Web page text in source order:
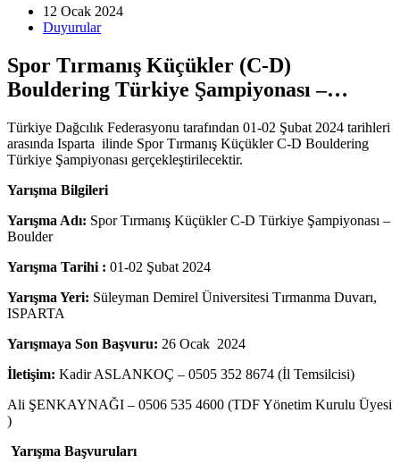
12 Ocak 2024
Duyurular
Spor Tırmanış Küçükler (C-D)
Bouldering Türkiye Şampiyonası –
Türkiye Dağcılık Federasyonu tarafından 01-02 Şubat 2024 tarihleri
arasında Isparta ilinde Spor Tırmanış Küçükler C-D Bouldering
Türkiye Şampiyonası gerçekleştirilecektir.
Yarışma Bilgileri
Yarışma Adı: Spor Tırmanış Küçükler C-D Türkiye Şampiyonası –
Boulder
Yarışma Tarihi : 01-02 Şubat 2024
Yarışma Yeri: Süleyman Demirel Üniversitesi Tırmanma Duvarı,
ISPARTA
Yarışmaya Son Başvuru: 26 Ocak 2024
İletişim: Kadir ASLANKOÇ – 0505 352 8674 (İl Temsilcisi)
Ali ŞENKAYNAĞI – 0506 535 4600 (TDF Yönetim Kurulu Üyesi
)
Yarışma Başvuruları